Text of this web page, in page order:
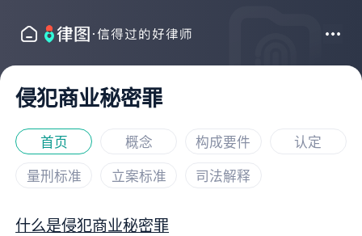
侵犯商业秘密罪
首页 概念 构成要件
认定
量刑标准
立案标准 司法解释
什么是侵犯商业秘密罪